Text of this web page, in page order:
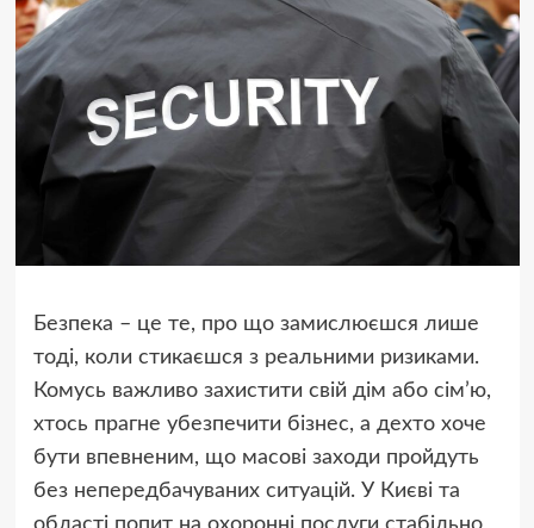
Безпека – це те, про що замислюєшся лише
тоді, коли стикаєшся з реальними ризиками.
Комусь важливо захистити свій дім або сім’ю,
хтось прагне убезпечити бізнес, а дехто хоче
бути впевненим, що масові заходи пройдуть
без непередбачуваних ситуацій. У Києві та